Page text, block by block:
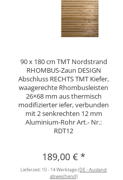
90 x 180 cm TMT Nordstrand
RHOMBUS-Zaun DESIGN
Abschluss RECHTS TMT Kiefer,
waagerechte Rhombusleisten
26×68 mm aus thermisch
modifizierter iefer, verbunden
mit 2 senkrechten 12 mm
Aluminium-Rohr Art.- Nr.:
RDT12
189,00 € *
Lieferzeit: 10 - 14 Werktage(DE - Ausland
abweichend)